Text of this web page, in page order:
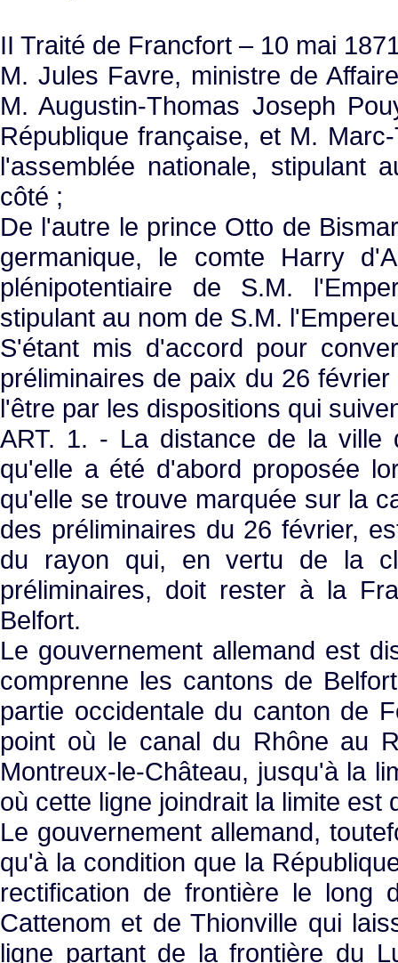
II Traité de Francfort – 10 mai
M. Jules Favre, ministre de
M. Augustin-Thomas Joseph
République française, et M.
l'assemblée nationale, stipulant
côté ;
De l'autre le prince Otto de
germanique, le comte Harry
plénipotentiaire de S.M.
stipulant au nom de S.M.
S'étant mis d'accord pour
préliminaires de paix du 26
l'être par les dispositions qui
ART. 1. - La distance de la ville
qu'elle a été d'abord proposée
qu'elle se trouve marquée sur la
des préliminaires du 26 février,
du rayon qui, en vertu de la
préliminaires, doit rester à la
Belfort.
Le gouvernement allemand est
comprenne les cantons de
partie occidentale du canton de
point où le canal du Rhône au
Montreux-le-Château, jusqu'à la
où cette ligne joindrait la limite est
Le gouvernement allemand,
qu'à la condition que la
rectification de frontière le long
Cattenom et de Thionville qui
ligne partant de la frontière du